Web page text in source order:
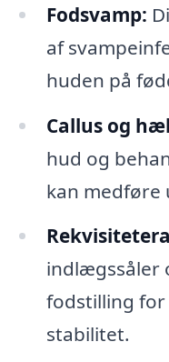
Fodsvamp:
af
huden på
Callus og
hud og
kan medføre
indlægssåler
fodstilling
stabilitet.